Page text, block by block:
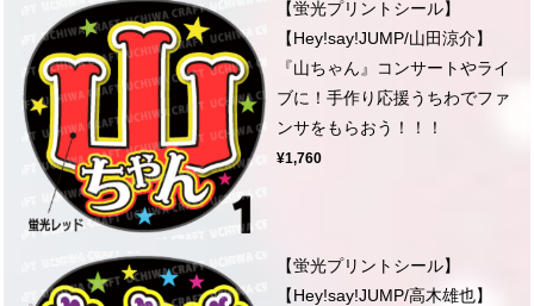
【蛍光プリントシール】
【Hey!say!JUMP/山田涼介】
『山ちゃん』コンサートやライ
ブに！手作り応援うちわでファ
ンサをもらおう！！！
¥1,760
【蛍光プリントシール】
【Hey!say!JUMP/高木雄也】